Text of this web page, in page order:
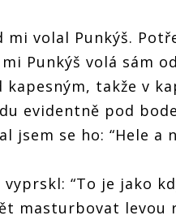
mi volal Punkýš.
mi Punkýš volá sám
kapesným, takže v
evidentně pod
jsem se ho: “Hele
vyprskl: “To je jako
masturbovat levou